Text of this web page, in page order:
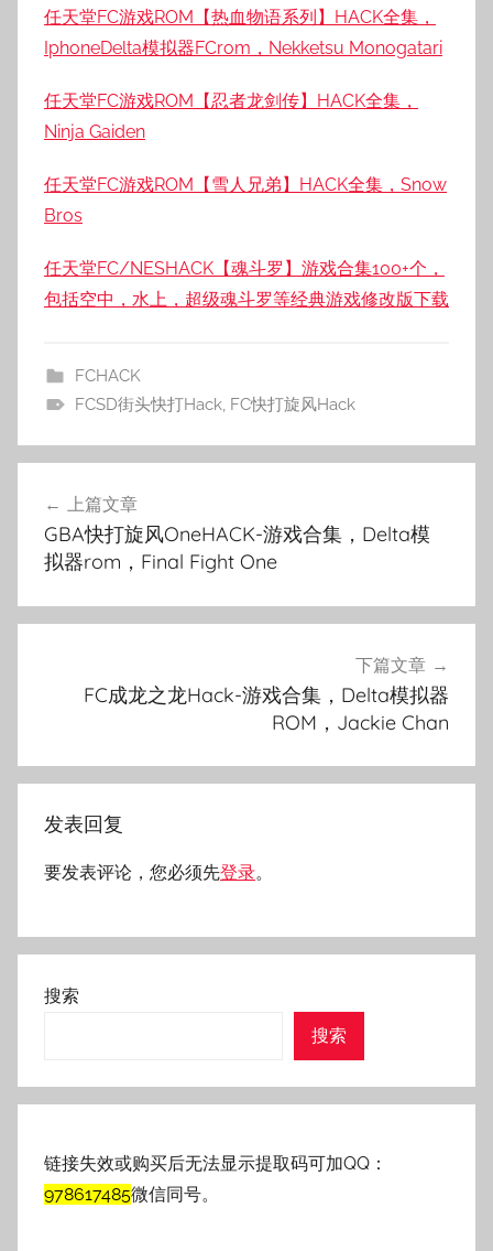
任天堂FC游戏ROM【热血物语系列】HACK全集，
IphoneDelta模拟器FCrom，Nekketsu Monogatari
任天堂FC游戏ROM【忍者龙剑传】HACK全集，
Ninja Gaiden
任天堂FC游戏ROM【雪人兄弟】HACK全集，Snow
Bros
任天堂FC/NESHACK【魂斗罗】游戏合集100+个，
包括空中，水上，超级魂斗罗等经典游戏修改版下载
FCHACK
FCSD街头快打Hack, FC快打旋风Hack
导
航
上篇文章
GBA快打旋风OneHACK-游戏合集，Delta模
拟器rom，Final Fight One
下篇文章
FC成龙之龙Hack-游戏合集，Delta模拟器
ROM，Jackie Chan
发表回复
要发表评论，您必须先登录。
搜索
搜索
链接失效或购买后无法显示提取码可加QQ：
978617485微信同号。